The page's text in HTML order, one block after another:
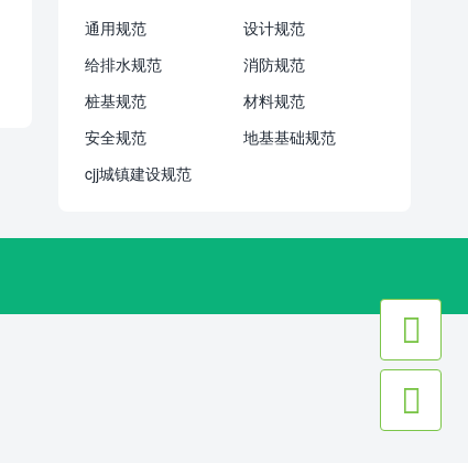
通用规范
设计规范
给排水规范
消防规范
桩基规范
材料规范
安全规范
地基基础规范
cjj城镇建设规范

